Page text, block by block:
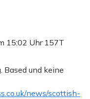
15:02 Uhr 157T
Based und keine
news/scottish-